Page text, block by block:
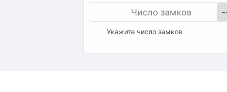
Укажите число замков